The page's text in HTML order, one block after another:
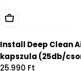
Kosárba
Install Deep Clean
kapszula (25db/
Regular
25.990 Ft